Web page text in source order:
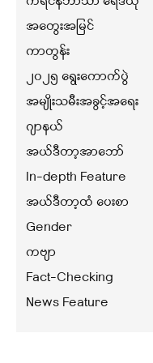
အတွေးအမြင်
ကာတွန်း
၂၀၂၅ ရွေးကောက်ပွဲ
အမျိုးသမီးအခွင့်အရေး
ဂျာနယ်
အယ်ဒီတာ့အာဘော်
In-depth Feature
အယ်ဒီတာ့ထံ ပေးစာ
Gender
ကဗျာ
Fact-Checking
News Feature